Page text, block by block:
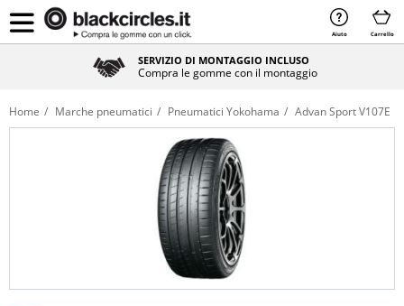
Aiuto Carrello
SERVIZIO DI MONTAGGIO INCLUSO
Compra le gomme con il montaggio
Home Marche pneumatici Pneumatici Yokohama Advan Sport V107E